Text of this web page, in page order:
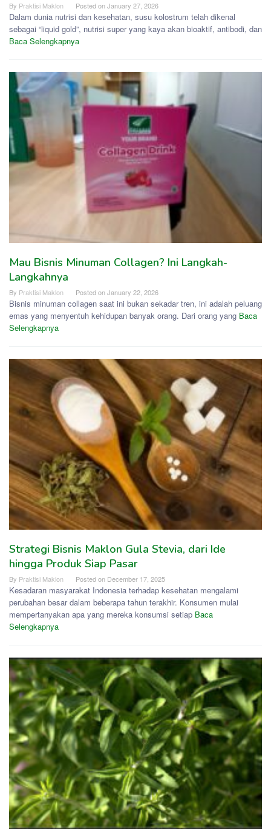
By Praktisi Maklon Posted onJanuary 27, 2026
Dalam dunia nutrisi dan kesehatan, susu kolostrum telah dikenal
sebagai “liquid gold”, nutrisi super yang kaya akan bioaktif, antibodi, dan
Baca Selengkapnya
Mau Bisnis Minuman Collagen? Ini Langkah-
Langkahnya
By Praktisi Maklon Posted onJanuary 22, 2026
Bisnis minuman collagen saat ini bukan sekadar tren, ini adalah peluang
emas yang menyentuh kehidupan banyak orang. Dari orang yang Baca
Selengkapnya
Strategi Bisnis Maklon Gula Stevia, dari Ide
hingga Produk Siap Pasar
By Praktisi Maklon Posted on December 17, 2025
Kesadaran masyarakat Indonesia terhadap kesehatan mengalami
perubahan besar dalam beberapa tahun terakhir. Konsumen mulai
mempertanyakan apa yang mereka konsumsi setiap Baca
Selengkapnya